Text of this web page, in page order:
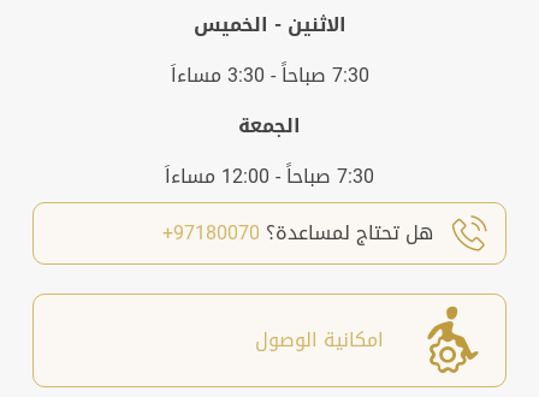
الاثنين - الخميس
7:30 صباحاً - 3:30 مساءاَ
الجمعة
7:30 صباحاً - 12:00 مساءاَ
هل تحتاج لمساعدة؟ 97180070+
امكانية الوصول